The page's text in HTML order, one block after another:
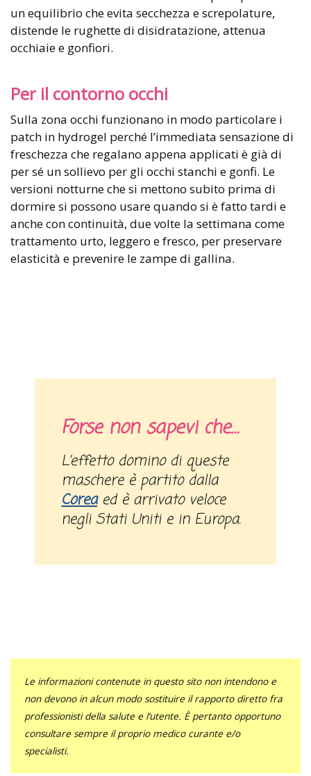
un equilibrio che evita secchezza e screpolature,
distende le rughette di disidratazione, attenua
occhiaie e gonfiori.
Per il contorno occhi
Sulla zona occhi funzionano in modo particolare i
patch in hydrogel perché l’immediata sensazione di
freschezza che regalano appena applicati è già di
per sé un sollievo per gli occhi stanchi e gonfi. Le
versioni notturne che si mettono subito prima di
dormire si possono usare quando si è fatto tardi e
anche con continuità, due volte la settimana come
trattamento urto, leggero e fresco, per preservare
elasticità e prevenire le zampe di gallina.
Forse non sapevi che…
L’effetto domino di queste
maschere è partito dalla
Coreaed è arrivato veloce
negli Stati Uniti e in Europa.
Le informazioni contenute in questo sito non intendono e
non devono in alcun modo sostituire il rapporto diretto fra
professionisti della salute e l’utente. È pertanto opportuno
consultare sempre il proprio medico curante e/o
specialisti.